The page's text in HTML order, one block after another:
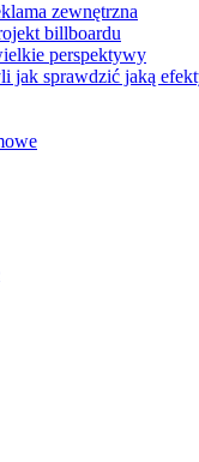
zewnętrzna
billboardu
perspektywy
jak sprawdzić jaką